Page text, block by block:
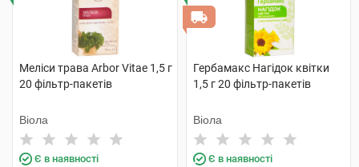
Меліси трава Arbor Vitae 1,5 г
20 фільтр-пакетів
Віола
Є в наявності
Гербамакс Нагідок квітки
1,5 г 20 фільтр-пакетів
Віола
Є в наявності